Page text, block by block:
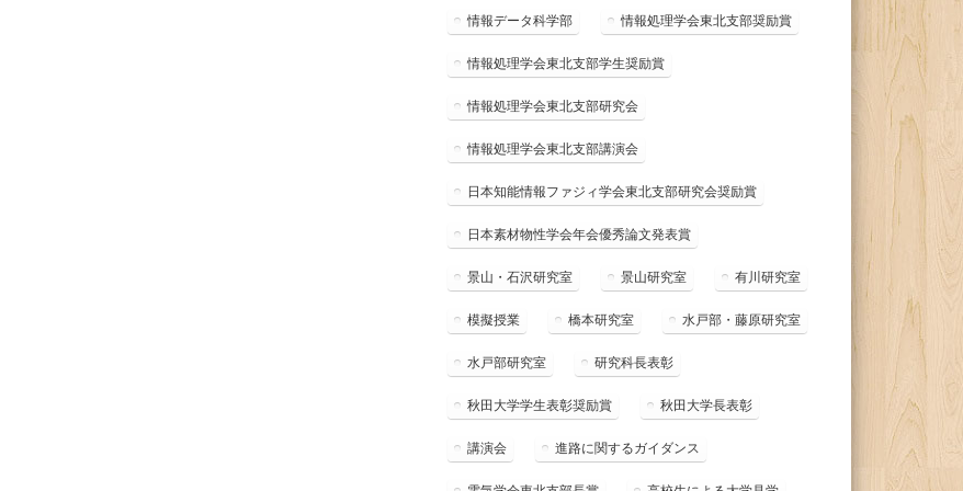
情報データ科学部 情報処理学会東北支部奨励賞
情報処理学会東北支部学生奨励賞
情報処理学会東北支部研究会
情報処理学会東北支部講演会
日本知能情報ファジィ学会東北支部研究会奨励賞
日本素材物性学会年会優秀論文発表賞
景山・石沢研究室 景山研究室 有川研究室
模擬授業 橋本研究室 水戸部・藤原研究室
水戸部研究室 研究科長表彰
秋田大学学生表彰奨励賞 秋田大学長表彰
講演会 進路に関するガイダンス